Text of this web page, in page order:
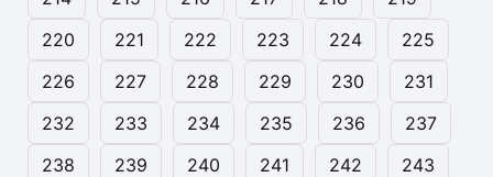
220
221 222 223 224
225
226
227 228 229 230
231
232
233 234 235 236
237
238
239 240 241 242
243